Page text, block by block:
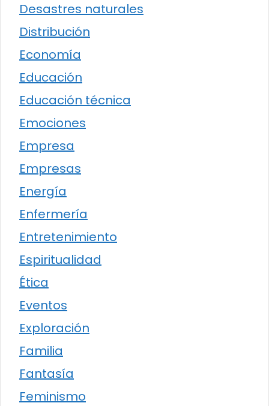
Desastres naturales
Distribución
Economía
Educación
Educación técnica
Emociones
Empresa
Empresas
Energía
Enfermería
Entretenimiento
Espiritualidad
Ética
Eventos
Exploración
Familia
Fantasía
Feminismo